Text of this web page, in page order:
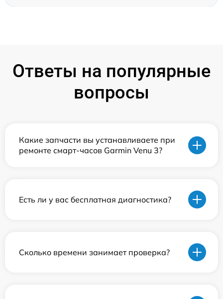
Ответы на популярные
вопросы
Какие запчасти вы устанавливаете при
ремонте смарт-часов Garmin Venu 3?
Есть ли у вас бесплатная диагностика?
Сколько времени занимает проверка?